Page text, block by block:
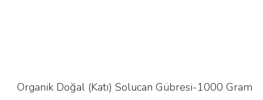
Organik Doğal (Katı) Solucan Gübresi-1000 Gram